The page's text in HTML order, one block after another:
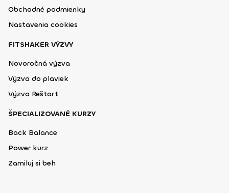
Obchodné podmienky
Nastavenia cookies
FITSHAKER VÝZVY
Novoročná výzva
Výzva do plaviek
Výzva Reštart
ŠPECIALIZOVANÉ KURZY
Back Balance
Power kurz
Zamiluj si beh